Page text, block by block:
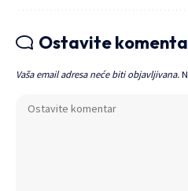
Ostavite
Vaša email adresa neće biti objavljivana.